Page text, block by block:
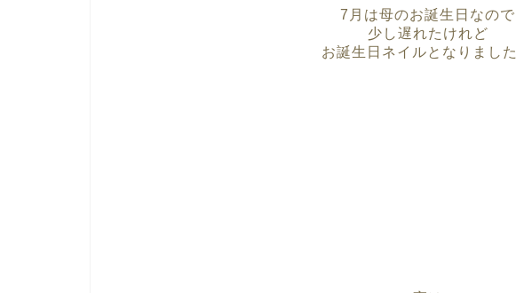
7月は母のお誕生日なので
少し遅れたけれど
お誕生日ネイルとなりました